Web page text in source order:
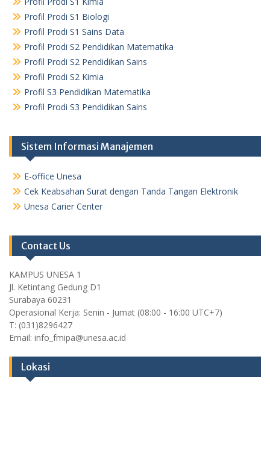
Profil Prodi S1 Biologi
Profil Prodi S1 Sains Data
Profil Prodi S2 Pendidikan Matematika
Profil Prodi S2 Pendidikan Sains
Profil Prodi S2 Kimia
Profil S3 Pendidikan Matematika
Profil Prodi S3 Pendidikan Sains
Sistem Informasi Manajemen
E-office Unesa
Cek Keabsahan Surat dengan Tanda Tangan Elektronik
Unesa Carier Center
Contact Us
KAMPUS UNESA 1
Jl. Ketintang Gedung D1
Surabaya 60231
Operasional Kerja: Senin - Jumat (08:00 - 16:00 UTC+7)
T: (031)8296427
Email: info_fmipa@unesa.ac.id
Lokasi